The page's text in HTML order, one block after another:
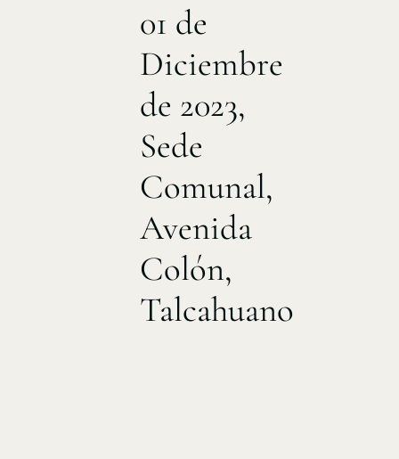
01 de
Diciembre
de 2023,
Sede
Comunal,
Avenida
Colón,
Talcahuano